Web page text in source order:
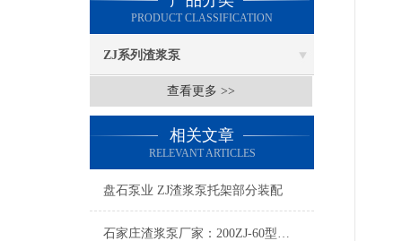
PRODUCT CLASSIFICATION
ZJ系列渣浆泵
查看更多 >>
相关文章
RELEVANT ARTICLES
盘石泵业 ZJ渣浆泵托架部分装配
石家庄渣浆泵厂家：200ZJ-60型渣浆泵